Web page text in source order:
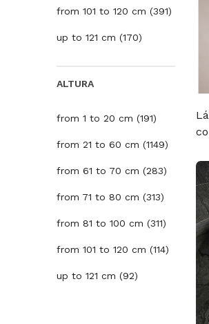
from 101 to 120 cm (391)
up to 121 cm (170)
ALTURA
from 1 to 20 cm (191)
from 21 to 60 cm (1149)
from 61 to 70 cm (283)
from 71 to 80 cm (313)
from 81 to 100 cm (311)
from 101 to 120 cm (114)
up to 121 cm (92)